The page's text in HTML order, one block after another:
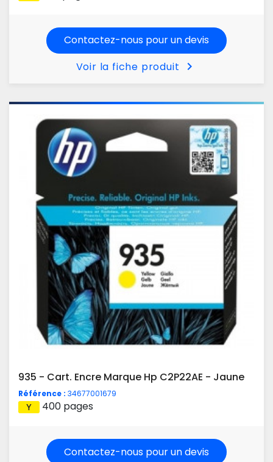
Contactez-nous pour un devis
Voir la fiche produit
chevron_right
935 - Cart. Encre Marque Hp C2P22AE - Jaune
Référence : 34677001679
400 pages
Contactez-nous pour un devis